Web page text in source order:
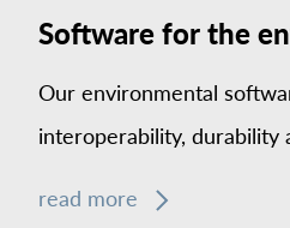
Software for the
Our environmental
interoperability, durability
read more